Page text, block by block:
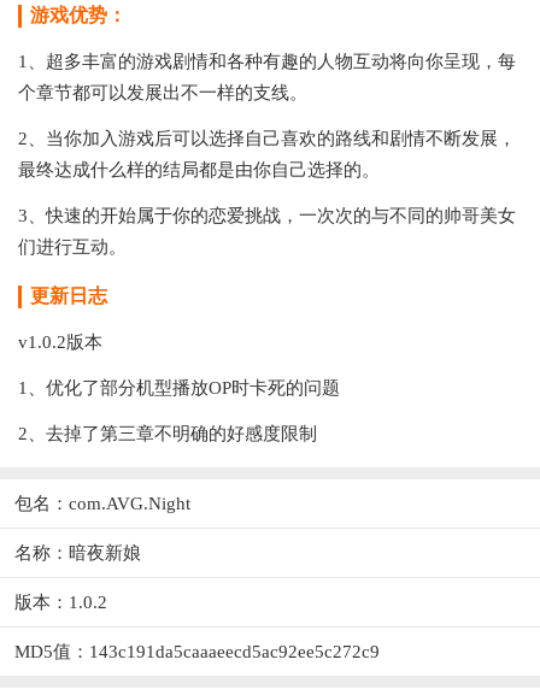
游戏优势：
1、超多丰富的游戏剧情和各种有趣的人物互动将向你呈现，每
个章节都可以发展出不一样的支线。
2、当你加入游戏后可以选择自己喜欢的路线和剧情不断发展，
最终达成什么样的结局都是由你自己选择的。
3、快速的开始属于你的恋爱挑战，一次次的与不同的帅哥美女
们进行互动。
更新日志
v1.0.2版本
1、优化了部分机型播放OP时卡死的问题
2、去掉了第三章不明确的好感度限制
包名：com.AVG.Night
名称：暗夜新娘
版本：1.0.2
MD5值：143c191da5caaaeecd5ac92ee5c272c9